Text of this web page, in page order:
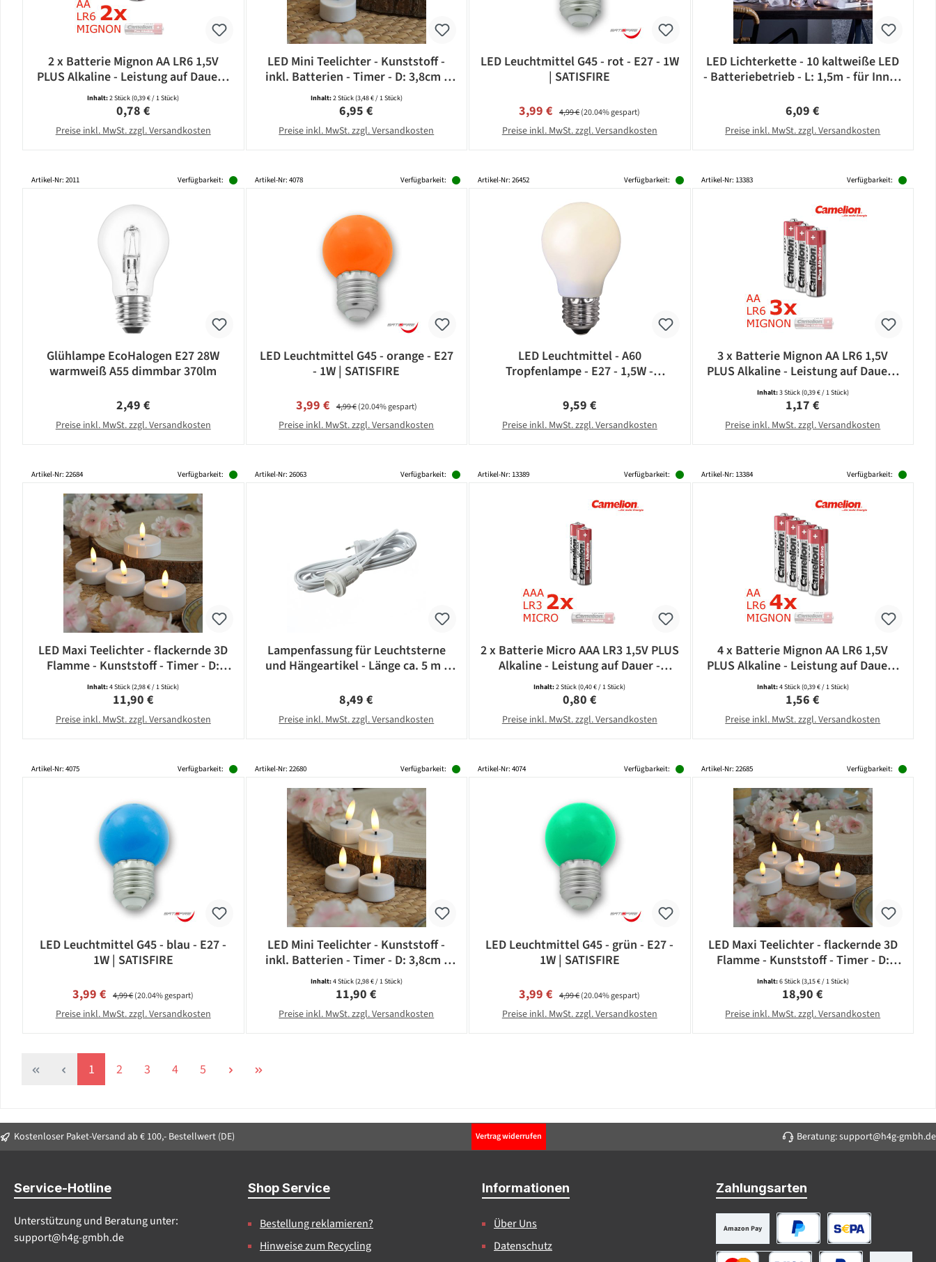
2 x Batterie Mignon AA LR6 1,5V
PLUS Alkaline - Leistung auf Dauer -
CAMELION
Inhalt:2 Stück(0,39 € / 1 Stück)
Regulärer Preis:
0,78 €
Preise inkl. MwSt. zzgl. Versandkosten
LED Mini Teelichter - Kunststoff -
inkl. Batterien - Timer - D: 3,8cm -
weiß - 2 Stück
Inhalt:2 Stück(3,48 € / 1 Stück)
Regulärer Preis:
6,95 €
Preise inkl. MwSt. zzgl. Versandkosten
LED Leuchtmittel G45 - rot - E27 - 1W
| SATISFIRE
Verkaufspreis:
3,99 € Regulärer Preis:
4,99 €(20.04% gespart)
Preise inkl. MwSt. zzgl. Versandkosten
LED Lichterkette - 10 kaltweiße LED
- Batteriebetrieb - L: 1,5m - für Innen
Regulärer Preis:
6,09 €
Preise inkl. MwSt. zzgl. Versandkosten
Artikel-Nr: 2011 Verfügbarkeit:
Glühlampe EcoHalogen E27 28W
warmweiß A55 dimmbar 370lm
Regulärer Preis:
2,49 €
Preise inkl. MwSt. zzgl. Versandkosten
Artikel-Nr: 4078 Verfügbarkeit:
LED Leuchtmittel G45 - orange - E27
- 1W | SATISFIRE
Verkaufspreis:
3,99 € Regulärer Preis:
4,99 €(20.04% gespart)
Preise inkl. MwSt. zzgl. Versandkosten
Artikel-Nr: 26452 Verfügbarkeit:
LED Leuchtmittel - A60
Tropfenlampe - E27 - 1,5W -
schlagfestes Polycarbonat
Regulärer Preis:
9,59 €
Preise inkl. MwSt. zzgl. Versandkosten
Artikel-Nr: 13383 Verfügbarkeit:
3 x Batterie Mignon AA LR6 1,5V
PLUS Alkaline - Leistung auf Dauer -
CAMELION
Inhalt:3 Stück(0,39 € / 1 Stück)
Regulärer Preis:
1,17 €
Preise inkl. MwSt. zzgl. Versandkosten
Artikel-Nr: 22684 Verfügbarkeit:
LED Maxi Teelichter - flackernde 3D
Flamme - Kunststoff - Timer - D:
5,8cm - weiß - 4er Set
Inhalt:4 Stück(2,98 € / 1 Stück)
Regulärer Preis:
11,90 €
Preise inkl. MwSt. zzgl. Versandkosten
Artikel-Nr: 26063 Verfügbarkeit:
Lampenfassung für Leuchtsterne
und Hängeartikel - Länge ca. 5 m -
Regulärer Preis:
8,49 €
Preise inkl. MwSt. zzgl. Versandkosten
Artikel-Nr: 13389 Verfügbarkeit:
2 x Batterie Micro AAA LR3 1,5V PLUS
Alkaline - Leistung auf Dauer -
CAMELION
Inhalt:2 Stück(0,40 € / 1 Stück)
Regulärer Preis:
0,80 €
Preise inkl. MwSt. zzgl. Versandkosten
Artikel-Nr: 13384 Verfügbarkeit:
4 x Batterie Mignon AA LR6 1,5V
PLUS Alkaline - Leistung auf Dauer -
CAMELION
Inhalt:4 Stück(0,39 € / 1 Stück)
Regulärer Preis:
1,56 €
Preise inkl. MwSt. zzgl. Versandkosten
Artikel-Nr: 4075 Verfügbarkeit:
LED Leuchtmittel G45 - blau - E27 -
1W | SATISFIRE
Verkaufspreis:
3,99 € Regulärer Preis:
4,99 €(20.04% gespart)
Preise inkl. MwSt. zzgl. Versandkosten
Artikel-Nr: 22680 Verfügbarkeit:
LED Mini Teelichter - Kunststoff -
inkl. Batterien - Timer - D: 3,8cm -
weiß - 4 Stück
Inhalt:4 Stück(2,98 € / 1 Stück)
Regulärer Preis:
11,90 €
Preise inkl. MwSt. zzgl. Versandkosten
Artikel-Nr: 4074 Verfügbarkeit:
LED Leuchtmittel G45 - grün - E27 -
1W | SATISFIRE
Verkaufspreis:
3,99 € Regulärer Preis:
4,99 €(20.04% gespart)
Preise inkl. MwSt. zzgl. Versandkosten
Artikel-Nr: 22685 Verfügbarkeit:
LED Maxi Teelichter - flackernde 3D
Flamme - Kunststoff - Timer - D:
5,8cm - weiß - 6er Set
Inhalt:6 Stück(3,15 € / 1 Stück)
Regulärer Preis:
18,90 €
Preise inkl. MwSt. zzgl. Versandkosten
Seite
1 Seite
2 Seite
3 Seite
4 Seite
5
Kostenloser Paket-Versand ab € 100,- Bestellwert (DE) Vertrag widerrufen Beratung: support@h4g-gmbh.de
Service-Hotline
Unterstützung und Beratung unter:
support@h4g-gmbh.de
Shop Service
Bestellung reklamieren?
Hinweise zum Recycling
Informationen
Über Uns
Datenschutz
Zahlungsarten
Amazon Pay
PayPal SEPA Lastschrift